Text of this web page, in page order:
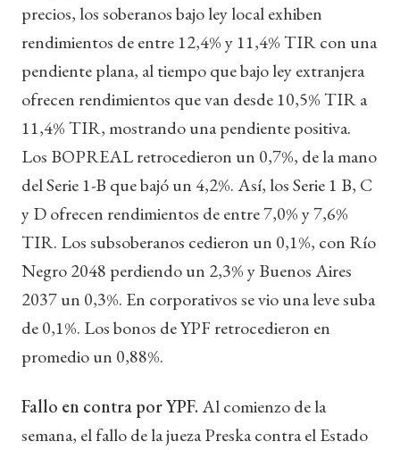
precios, los soberanos bajo ley local exhiben
rendimientos de entre 12,4% y 11,4% TIR con una
pendiente plana, al tiempo que bajo ley extranjera
ofrecen rendimientos que van desde 10,5% TIR a
11,4% TIR, mostrando una pendiente positiva.
Los BOPREAL retrocedieron un 0,7%, de la mano
del Serie 1-B que bajó un 4,2%. Así, los Serie 1 B, C
y D ofrecen rendimientos de entre 7,0% y 7,6%
TIR. Los subsoberanos cedieron un 0,1%, con Río
Negro 2048 perdiendo un 2,3% y Buenos Aires
2037 un 0,3%. En corporativos se vio una leve suba
de 0,1%. Los bonos de YPF retrocedieron en
promedio un 0,88%.
Fallo en contra por YPF.Al comienzo de la
semana, el fallo de la jueza Preska contra el Estado